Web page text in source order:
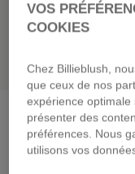
Robe
VOS
COOKIES
Chez Billieblush,
que ceux de nos
expérience
présenter des
préférences. Nous
utilisons vos